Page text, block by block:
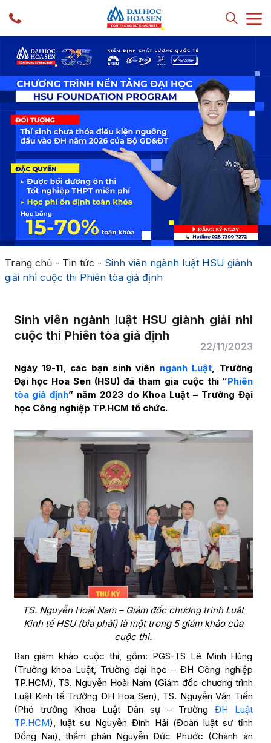
Trang chủ- Tin tức - Sinh viên ngành luật HSU giành
giải nhì cuộc thi Phiên tòa giả định
Sinh viên ngành luật HSU giành giải nhì
cuộc thi Phiên tòa giả định
22/11/2023
Ngày 19-11, các bạn sinh viên ngành Luật, Trường
Đại học Hoa Sen (HSU) đã tham gia cuộc thi “Phiên
tòa giả định” năm 2023 do Khoa Luật – Trường Đại
học Công nghiệp TP.HCM tổ chức.
TS. Nguyễn Hoài Nam – Giám đốc chương trình Luật
Kinh tế HSU (bìa phải) là một trong 5 giám khảo của
cuộc thi.
Ban giám khảo cuộc thi, gồm: PGS-TS Lê Minh Hùng
(Trưởng khoa Luật, Trường đại học – ĐH Công nghiệp
TP.HCM), TS. Nguyễn Hoài Nam (Giám đốc chương trình
Luật Kinh tế Trường ĐH Hoa Sen), TS. Nguyễn Văn Tiến
(Phó trưởng Khoa Luật Dân sự – Trường ĐH Luật
TP.HCM), luật sư Nguyễn Đình Hải (Đoàn luật sư tỉnh
Đồng Nai), thẩm phán Nguyễn Đức Phước (Chánh án